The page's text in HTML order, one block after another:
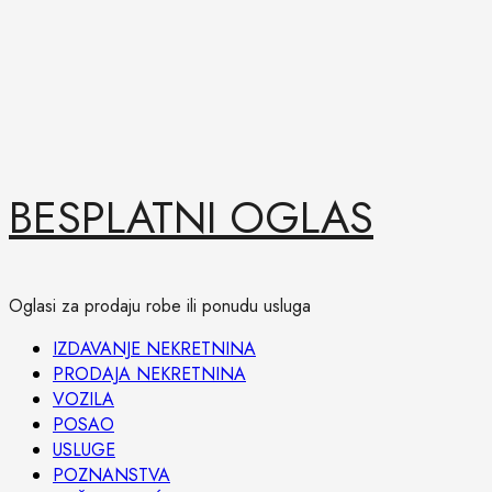
Skip
to
content
BESPLATNI OGLAS
Oglasi za prodaju robe ili ponudu usluga
Primary
Menu
IZDAVANJE NEKRETNINA
PRODAJA NEKRETNINA
VOZILA
POSAO
USLUGE
POZNANSTVA